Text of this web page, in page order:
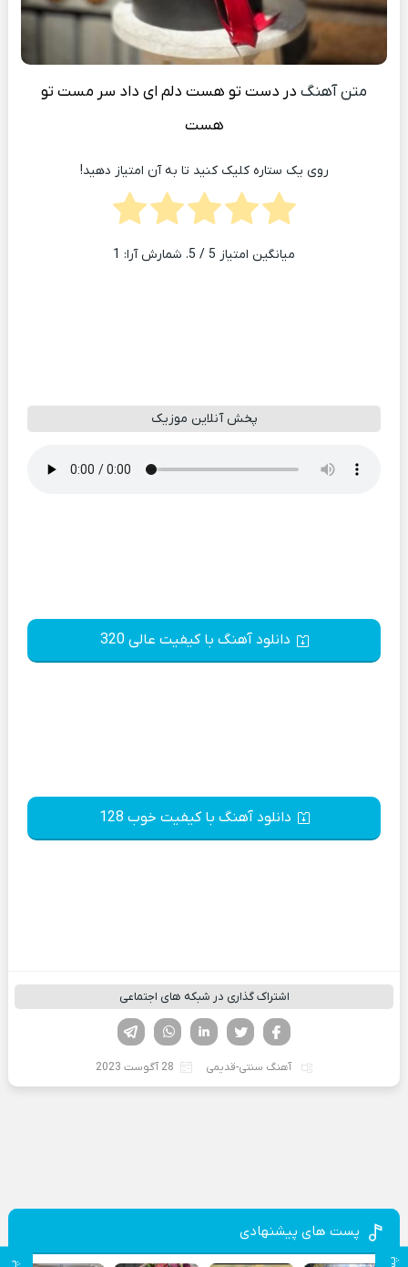
متن آهنگ در دست تو هست دلم ای داد سر مست تو
هست
روی یک ستاره کلیک کنید تا به آن امتیاز دهید!
میانگین امتیاز 5 / 5. شمارش آرا: 1
پخش آنلاین موزیک
دانلود آهنگ با کیفیت عالی 320
دانلود آهنگ با کیفیت خوب 128
اشتراک گذاری در شبکه های اجتماعی
لینکدین تویتر
فیسوک
آهنگ سنتی-قدیمی 28 آگوست 2023
پست های پیشنهادی